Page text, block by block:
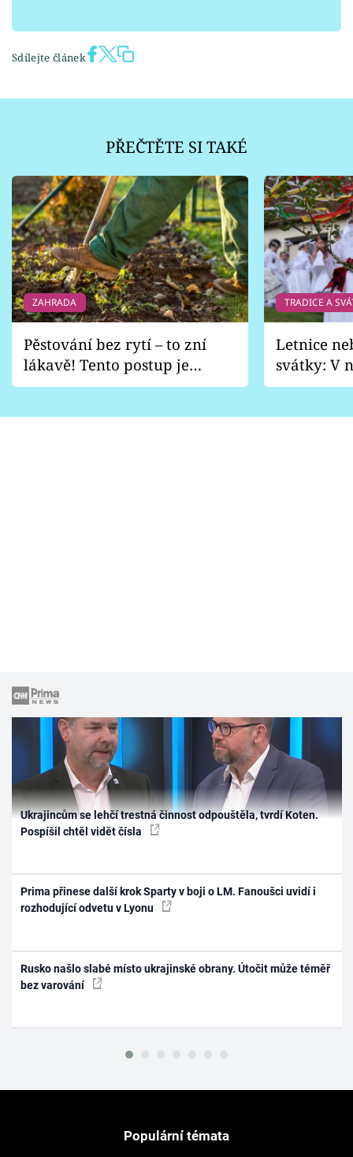
Sdílejte článek
PŘEČTĚTE SI TAKÉ
ZAHRADA
Pěstování bez rytí – to zní
lákavě! Tento postup je
vhodný jen pro některé
TRADICE A
Letnice
svátky: V
pondělí
Ukrajincům se lehčí trestná činnost odpouštěla, tvrdí Koten.
Pospíšil chtěl vidět čísla
Prima přinese další krok Sparty v boji o LM. Fanoušci uvidí i
rozhodující odvetu v Lyonu
Rusko našlo slabé místo ukrajinské obrany. Útočit může téměř
bez varování
Populární témata